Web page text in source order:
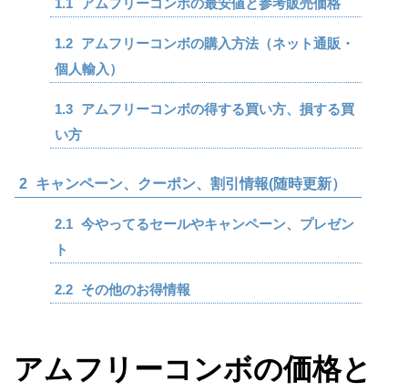
1.1 アムフリーコンボの最安値と参考販売価格
1.2 アムフリーコンボの購入方法（ネット通販・
個人輸入）
1.3 アムフリーコンボの得する買い方、損する買
い方
2 キャンペーン、クーポン、割引情報(随時更新）
2.1 今やってるセールやキャンペーン、プレゼン
ト
2.2 その他のお得情報
アムフリーコンボの価格と